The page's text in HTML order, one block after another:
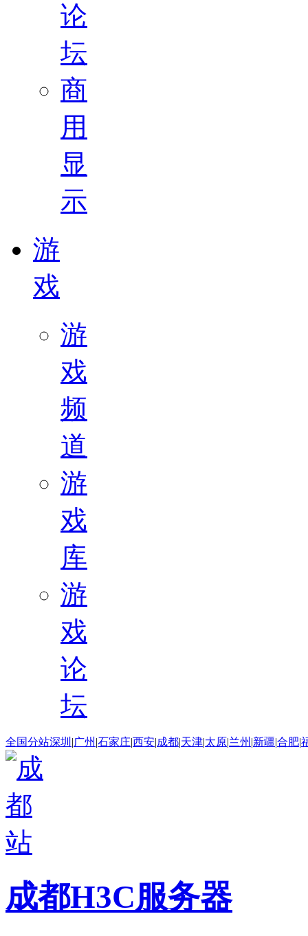
论
坛
商
用
显
示
游
戏
游
戏
频
道
游
戏
库
游
戏
论
坛
全国分站深圳 |广州 |石家庄|西安|成都|天津|太原|兰州 |新疆|合肥|
成都H3C服务器